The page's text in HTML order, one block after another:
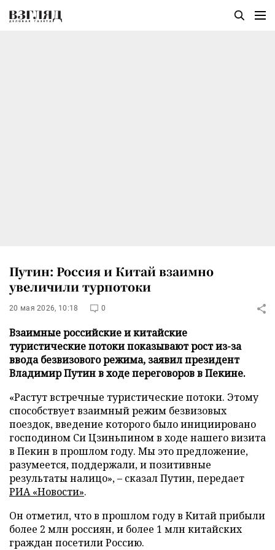
Путин: Россия и Китай взаимно
увеличили турпотоки
20 мая 2026, 10:18 0
Взаимные российские и китайские
туристические потоки показывают рост из-за
ввода безвизового режима, заявил президент
Владимир Путин в ходе переговоров в Пекине.
«Растут встречные туристические потоки. Этому
способствует взаимный режим безвизовых
поездок, введение которого было инициировано
господином Си Цзиньпином в ходе нашего визита
в Пекин в прошлом году. Мы это предложение,
разумеется, поддержали, и позитивные
результаты налицо», – сказал Путин, передает
РИА «Новости».
Он отметил, что в прошлом году в Китай прибыли
более 2 млн россиян, и более 1 млн китайских
граждан посетили Россию.